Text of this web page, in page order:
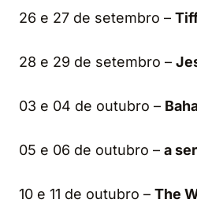
26 e 27 de setembro –
28 e 29 de setembro –
03 e 04 de outubro –
05 e 06 de outubro – a
10 e 11 de outubro – The